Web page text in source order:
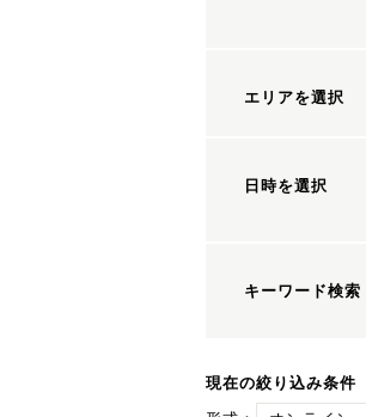
エリアを選択
日時を選択
キーワード検索
現在の絞り込み条件